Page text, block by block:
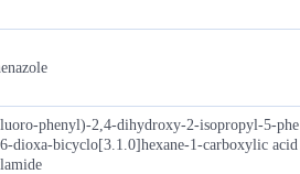
phenyl)-2,4-dihydroxy-2-isopropyl-5-phe
dioxa-bicyclo[3.1.0]hexane-1-carboxylic acid